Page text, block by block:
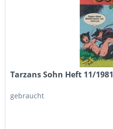
Tarzans Sohn Heft 11/1981
gebraucht